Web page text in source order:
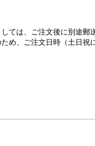
ては、ご注文後に別途郵
め、ご注文日時（土日